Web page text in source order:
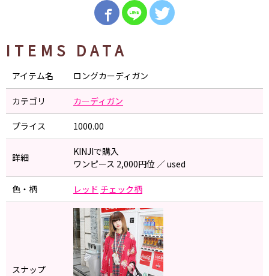
ITEMS DATA
アイテム名 ロングカーディガン
カテゴリ カーディガン
プライス 1000.00
詳細
KINJIで購入
ワンピース 2,000円位 ／ used
色・柄 レッド チェック柄
スナップ